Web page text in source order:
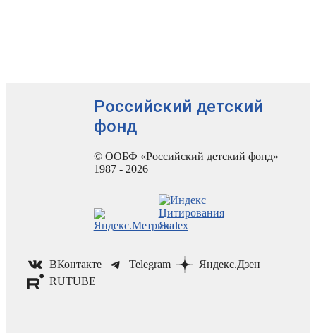
Российский детский
фонд
© ООБФ «Российский детский фонд»
1987 - 2026
ВКонтакте Telegram
Яндекс.Дзен
RUTUBE